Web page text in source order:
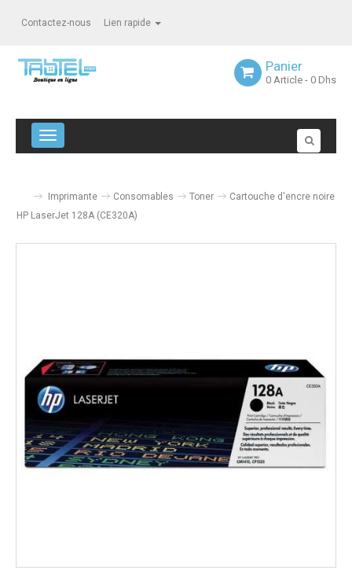
Contactez-nous Lien rapide
Panier
0 Article - 0 Dhs
Navigation bascule
Imprimante Consomables Toner
Cartouche d'encre noire
HP LaserJet 128A (CE320A)